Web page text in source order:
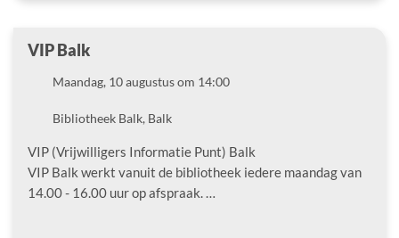
VIP Balk
DatumMaandag, 10 augustus om 14:00
LocatieBibliotheek Balk, Balk
VIP (Vrijwilligers Informatie Punt) Balk
VIP Balk werkt vanuit de bibliotheek iedere maandag van
14.00 - 16.00 uur op afspraak. …